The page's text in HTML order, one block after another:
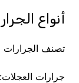
أنواع
تصنف الجرارات
جرارات